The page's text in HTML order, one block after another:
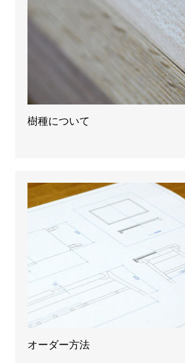
樹種について
オーダー方法